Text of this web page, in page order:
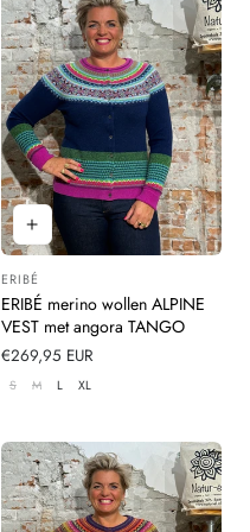
Leverancier:
ERIBÉ
ERIBÉ merino wollen ALPINE
VEST met angora TANGO
Normale
prijs
€269,95 EUR
S M L XL